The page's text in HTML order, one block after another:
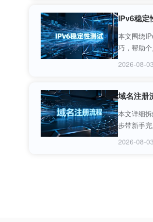
IPv6稳定
本文围绕
巧，帮助
2026-08-03
域名注册
本文详细
步带新手
2026-08-03